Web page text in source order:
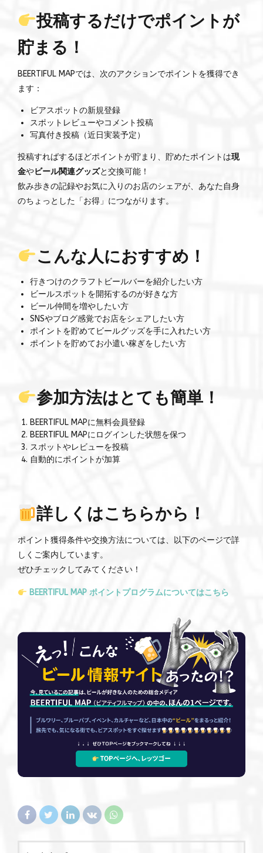
投稿するだけでポイントが
貯まる！
BEERTIFUL MAPでは、次のアクションでポイントを獲得でき
ます：
ビアスポットの新規登録
スポットレビューやコメント投稿
写真付き投稿（近日実装予定）
投稿すればするほどポイントが貯まり、貯めたポイントは現
金やビール関連グッズと交換可能！
飲み歩きの記録やお気に入りのお店のシェアが、あなた自身
のちょっとした「お得」につながります。
こんな人におすすめ！
行きつけのクラフトビールバーを紹介したい方
ビールスポットを開拓するのが好きな方
ビール仲間を増やしたい方
SNSやブログ感覚でお店をシェアしたい方
ポイントを貯めてビールグッズを手に入れたい方
ポイントを貯めてお小遣い稼ぎをしたい方
参加方法はとても簡単！
BEERTIFUL MAPに無料会員登録
BEERTIFUL MAPにログインした状態を保つ
スポットやレビューを投稿
自動的にポイントが加算
詳しくはこちらから！
ポイント獲得条件や交換方法については、以下のページで詳
しくご案内しています。
ぜひチェックしてみてください！
BEERTIFUL MAP ポイントプログラムについてはこちら